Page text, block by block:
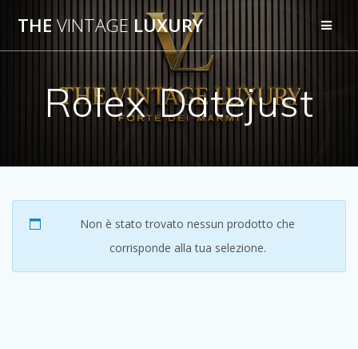
Salta
al
contenuto
THE VINTAGE LUXURY
Rolex Datejust
Non è stato trovato nessun prodotto che
corrisponde alla tua selezione.